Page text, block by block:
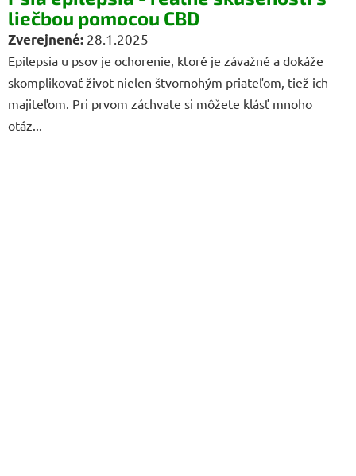
liečbou pomocou CBD
28.1.2025
Epilepsia u psov je ochorenie, ktoré je závažné a dokáže
skomplikovať život nielen štvornohým priateľom, tiež ich
majiteľom. Pri prvom záchvate si môžete klásť mnoho
otáz...